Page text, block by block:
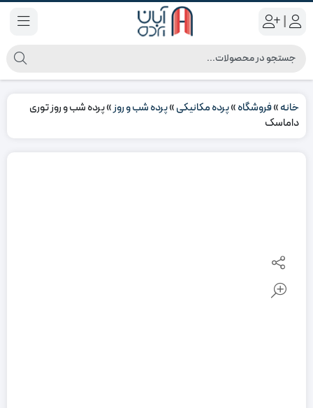
|
خانه»فروشگاه»پرده مکانیکی»پرده شب و روز»پرده شب و روز توری
داماسک